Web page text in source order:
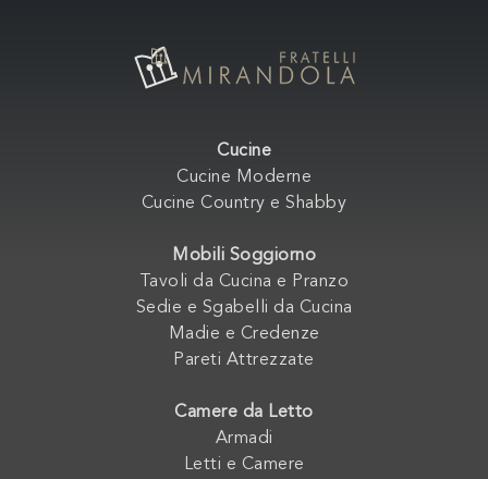
Cucine
Cucine Moderne
Cucine Country e Shabby
Mobili Soggiorno
Tavoli da Cucina e Pranzo
Sedie e Sgabelli da Cucina
Madie e Credenze
Pareti Attrezzate
Camere da Letto
Armadi
Letti e Camere